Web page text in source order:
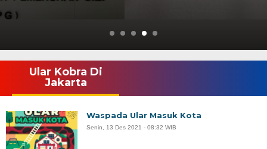
Ular Kobra Di
Jakarta
Waspada Ular Masuk Kota
Senin, 13 Des 2021 - 08:32 WIB